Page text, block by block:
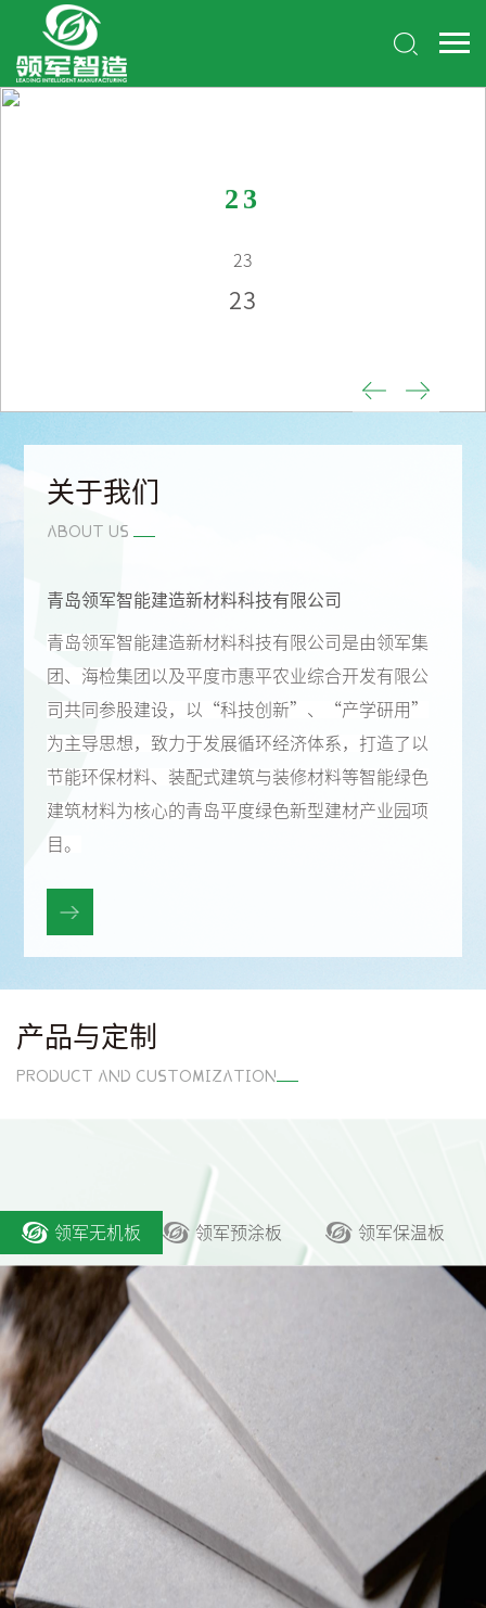
23
23
23
关于我们
ABOUT US
青岛领军智能建造新材料科技有限公司
青岛领军智能建造新材料科技有限公司是由领军集
团、海检集团以及平度市惠平农业综合开发有限公
司共同参股建设，以“科技创新”、“产学研用”
为主导思想，致力于发展循环经济体系，打造了以
节能环保材料、装配式建筑与装修材料等智能绿色
建筑材料为核心的青岛平度绿色新型建材产业园项
目。
产品与定制
PRODUCT AND CUSTOMIZATION
领军无机板 领军预涂板 领军保温板